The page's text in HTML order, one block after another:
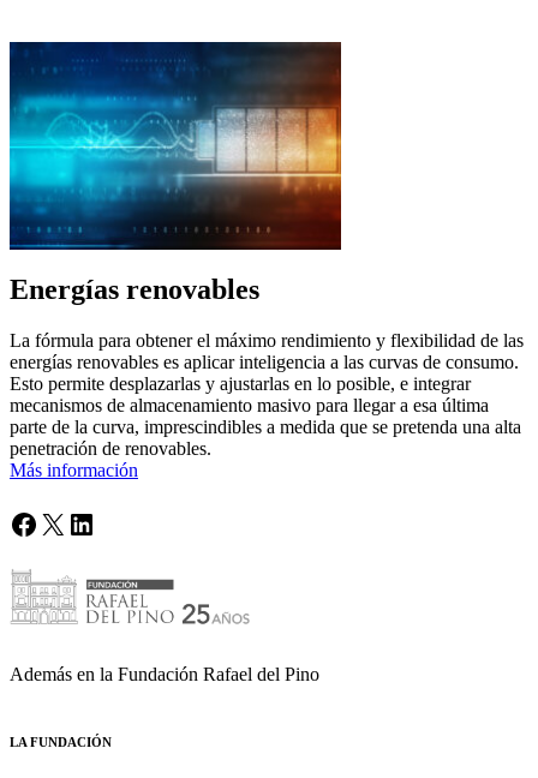
Energías renovables
La fórmula para obtener el máximo rendimiento y flexibilidad de las
energías renovables es aplicar inteligencia a las curvas de consumo.
Esto permite desplazarlas y ajustarlas en lo posible, e integrar
mecanismos de almacenamiento masivo para llegar a esa última
parte de la curva, imprescindibles a medida que se pretenda una alta
penetración de renovables.
Más información
Facebook
X LinkedIn
Además en la Fundación Rafael del Pino
LA FUNDACIÓN